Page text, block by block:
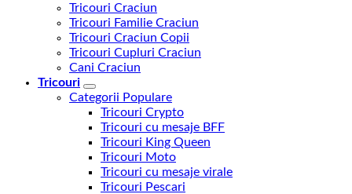
Tricouri Craciun
Tricouri Familie Craciun
Tricouri Craciun Copii
Tricouri Cupluri Craciun
Cani Craciun
Tricouri
Categorii Populare
Tricouri Crypto
Tricouri cu mesaje BFF
Tricouri King Queen
Tricouri Moto
Tricouri cu mesaje virale
Tricouri Pescari